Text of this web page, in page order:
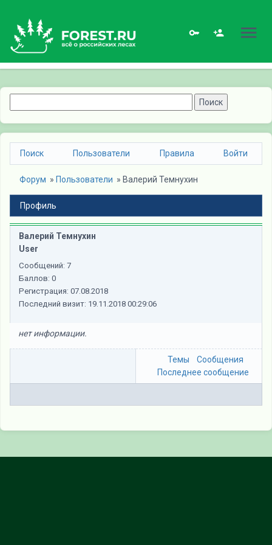
Поиск Пользователи Правила Войти
Форум » Пользователи » Валерий Темнухин
Профиль
Валерий Темнухин
User
Сообщений: 7
Баллов: 0
Регистрация: 07.08.2018
Последний визит: 19.11.2018 00:29:06
нет информации.
Темы
Сообщения
Последнее сообщение